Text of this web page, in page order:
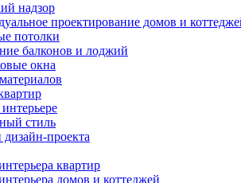
надзор
проектирование домов и
потолки
балконов и лоджий
окна
стиль
проекта
квартир
домов и коттеджей